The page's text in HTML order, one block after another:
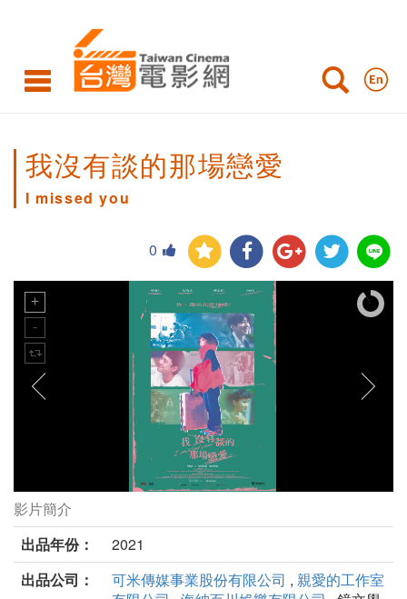
我沒有談的那場戀愛
I missed you
0
我沒有談的那場戀愛劇照
影片簡介
出品年份：
2021
出品公司：
可米傳媒事業股份有限公司 , 親愛的工作室